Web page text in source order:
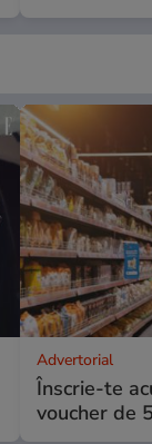
Advertorial
Înscrie-te
voucher de